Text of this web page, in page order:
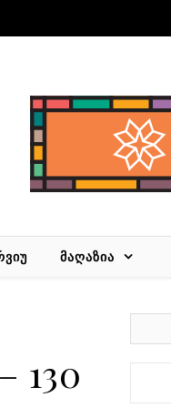
ᲛᲐᲦᲐᲖᲘᲐ
130